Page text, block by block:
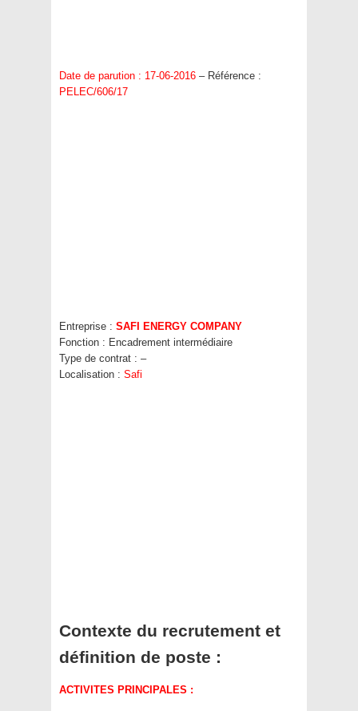
Date de parution : 17-06-2016 – Référence :
PELEC/606/17
Entreprise : SAFI ENERGY COMPANY
Fonction : Encadrement intermédiaire
Type de contrat : –
Localisation : Safi
Contexte du recrutement et
définition de poste :
ACTIVITES PRINCIPALES :